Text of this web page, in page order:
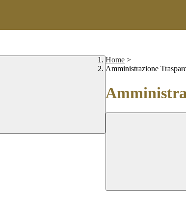
Home >
Amministrazione